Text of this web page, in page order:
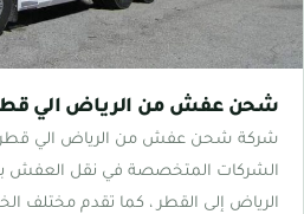
شحن عفش من الرياض الي
شركة شحن عفش من الرياض الي قطر
الشركات المتخصصة في نقل العفش
الرياض إلى القطر ، كما تقدم مختلف